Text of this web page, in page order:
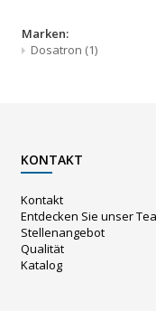
Marken:
Dosatron (1)
KONTAKT
Kontakt
Entdecken Sie unser
Stellenangebot
Qualität
Katalog